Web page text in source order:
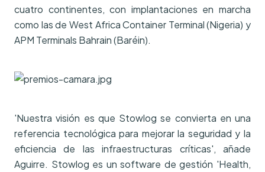
cuatro continentes, con implantaciones en marcha
como las de West Africa Container Terminal (Nigeria) y
APM Terminals Bahrain (Baréin).
'Nuestra visión es que Stowlog se convierta en una
referencia tecnológica para mejorar la seguridad y la
eficiencia de las infraestructuras críticas', añade
Aguirre. Stowlog es un software de gestión 'Health,